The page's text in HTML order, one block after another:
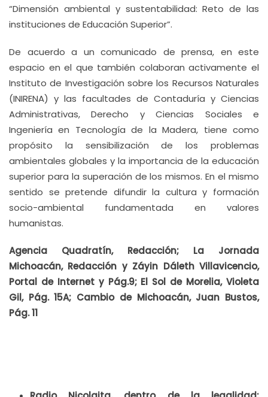
“Dimensión ambiental y sustentabilidad: Reto de las
instituciones de Educación Superior”.
De acuerdo a un comunicado de prensa, en este
espacio en el que también colaboran activamente el
Instituto de Investigación sobre los Recursos Naturales
(INIRENA) y las facultades de Contaduría y Ciencias
Administrativas, Derecho y Ciencias Sociales e
Ingeniería en Tecnología de la Madera, tiene como
propósito la sensibilización de los problemas
ambientales globales y la importancia de la educación
superior para la superación de los mismos. En el mismo
sentido se pretende difundir la cultura y formación
socio-ambiental fundamentada en valores
humanistas.
Agencia Quadratín, Redacción; La Jornada
Michoacán, Redacción y Záyin Dáleth Villavicencio,
Portal de Internet y Pág.9; El Sol de Morelia, Violeta
Gil, Pág. 15A; Cambio de Michoacán, Juan Bustos,
Pág. 11